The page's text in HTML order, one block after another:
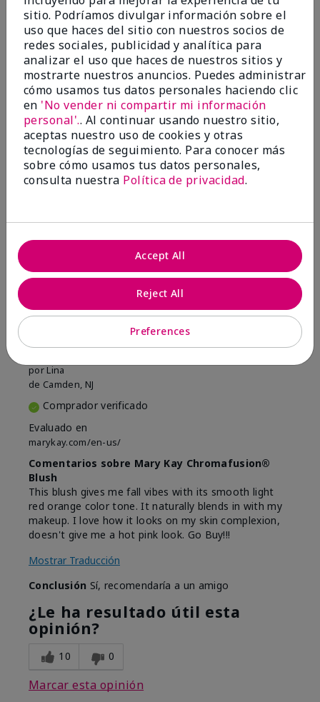
Evaluado en
marykay.com/en-us/
Comentarios sobre Mary Kay Chromafusion®
Blush
The blush is hard to get used to - it goes on very
heavy and then needs to be softened. I think I will
stick with my old brand for now.
Mostrar Traducción
ConclusiónNo, no recomendaría a un amigo
¿Le ha resultado útil esta
16 5
Marcar esta opinión
porLina
de Camden, NJ
Comprador verificado
Evaluado en
marykay.com/en-us/
Comentarios sobre Mary Kay Chromafusion®
Blush
This blush gives me fall vibes with its smooth light
red orange color tone. It naturally blends in with my
makeup. I love how it looks on my skin complexion,
doesn't give me a hot pink look. Go Buy!!!
Mostrar Traducción
Conclusión Sí, recomendaría a un amigo
¿Le ha resultado útil esta
opinión?
10 0
Marcar esta opinión
sitio. Podríamos divulgar información sobre el
uso que haces del sitio con nuestros socios de
redes sociales, publicidad y analítica para
analizar el uso que haces de nuestros sitios y
mostrarte nuestros anuncios. Puedes administrar
cómo usamos tus datos personales haciendo clic
en 'No vender ni compartir mi información
personal'.. Al continuar usando nuestro sitio,
aceptas nuestro uso de cookies y otras
tecnologías de seguimiento. Para conocer más
sobre cómo usamos tus datos personales,
consulta nuestra Política de privacidad.
Preferences
Reject All
Accept All